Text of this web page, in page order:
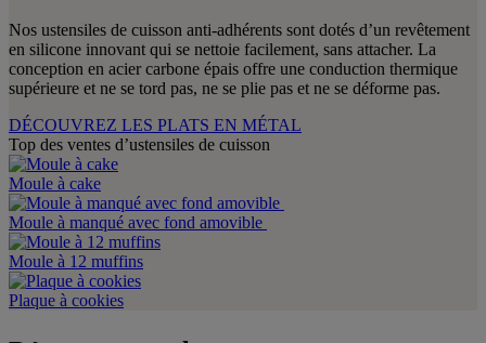
Nos ustensiles de cuisson anti-adhérents sont dotés d’un revêtement
en silicone innovant qui se nettoie facilement, sans attacher. La
conception en acier carbone épais offre une conduction thermique
supérieure et ne se tord pas, ne se plie pas et ne se déforme pas.
DÉCOUVREZ LES PLATS EN MÉTAL
Top des ventes d’ustensiles de cuisson
Moule à cake
Moule à manqué avec fond amovible
Moule à 12 muffins
Plaque à cookies